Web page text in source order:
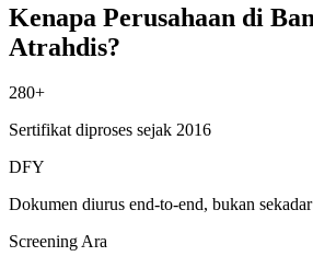
Kenapa Perusahaan di
Atrahdis?
280+
Sertifikat diproses sejak 2016
DFY
Dokumen diurus end-to-end, bukan
Screening Ara